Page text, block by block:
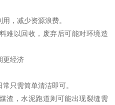
，减少资源浪费。
难以回收，废弃后可能对环境造
更经济
只需简单清洁即可。
渣，水泥跑道则可能出现裂缝需